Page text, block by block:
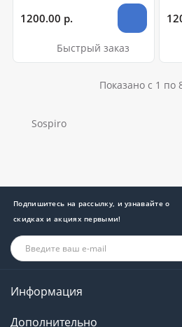
1200.00 р.
Быстрый заказ
Показано с 1 по
Sospiro
Подпишитесь на рассылку, и узнавайте о
скидках и акциях первыми!
Информация
Дополнительно